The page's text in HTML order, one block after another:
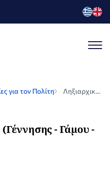
για τον Πολίτη Ληξιαρχικές Πράξεις (Γέννησης - Γάμου - Θανάτου)
- Γάμου -